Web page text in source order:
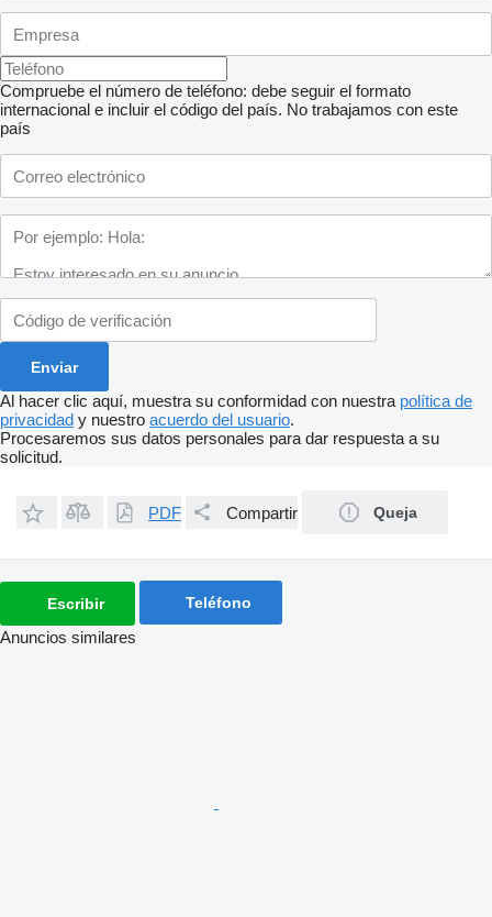
Compruebe el número de teléfono: debe seguir el formato
internacional e incluir el código del país. No trabajamos con este
país
Al hacer clic aquí, muestra su conformidad con nuestra política de
privacidad y nuestro acuerdo del usuario.
Procesaremos sus datos personales para dar respuesta a su
solicitud.
PDF Compartir Queja
Escribir Teléfono
Anuncios similares